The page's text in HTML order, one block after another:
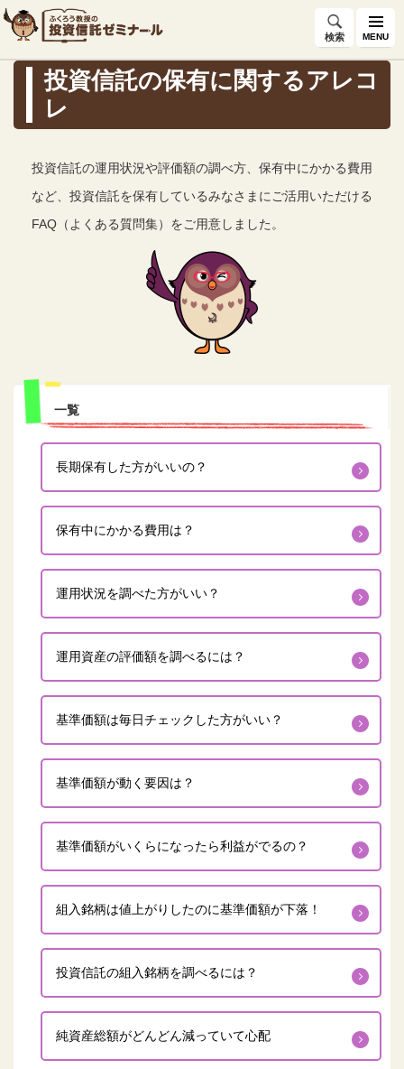
検索 MENU
投資信託の保有に関するアレコ
レ
投資信託の運用状況や評価額の調べ方、保有中にかかる費用
など、投資信託を保有しているみなさまにご活用いただける
FAQ（よくある質問集）をご用意しました。
一覧
長期保有した方がいいの？
保有中にかかる費用は？
運用状況を調べた方がいい？
運用資産の評価額を調べるには？
基準価額は毎日チェックした方がいい？
基準価額が動く要因は？
基準価額がいくらになったら利益がでるの？
組入銘柄は値上がりしたのに基準価額が下落！
投資信託の組入銘柄を調べるには？
純資産総額がどんどん減っていて心配